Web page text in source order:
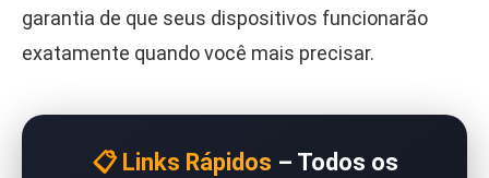
garantia de que seus dispositivos funcionarão
exatamente quando você mais precisar.
📋 Links Rápidos – Todos os